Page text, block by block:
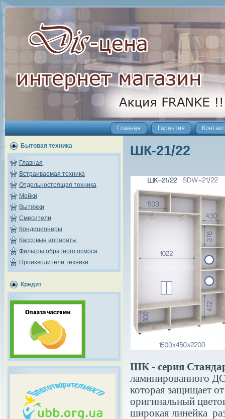
Главная Гарантия
Бытовая техника
Главная
Встраиваемая техника
Отдельностоящая техника
Мойки
Вытяжки
Смесители
Кондиционеры
Кассовые аппараты
Фильтры обратного осмоса
Производители техники
Кредит
ШК-21/22
ШК - серия
ламинированного
которая защищает
оригинальный
широкая линейка